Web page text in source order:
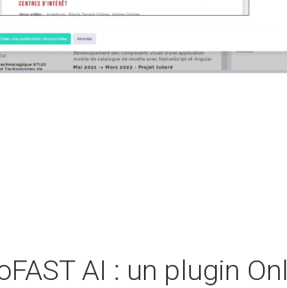
AI : un plugin